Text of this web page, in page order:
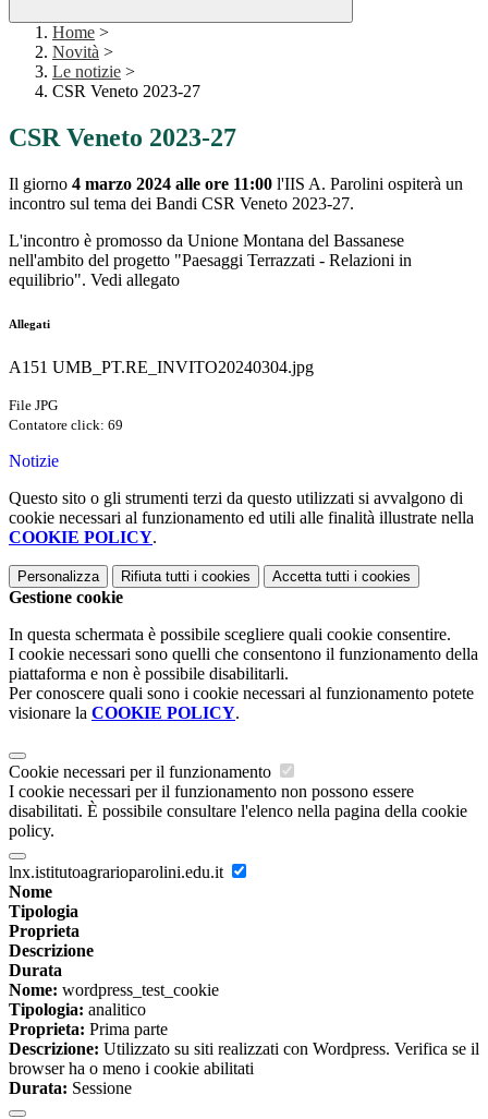
Home >
Novità >
Le notizie >
CSR Veneto 2023-27
CSR Veneto 2023-27
Il giorno 4 marzo 2024 alle ore 11:00 l'IIS A. Parolini ospiterà un
incontro sul tema dei Bandi CSR Veneto 2023-27.
L'incontro è promosso da Unione Montana del Bassanese
nell'ambito del progetto "Paesaggi Terrazzati - Relazioni in
equilibrio". Vedi allegato
Allegati
A151 UMB_PT.RE_INVITO20240304.jpg
File JPG
Contatore click: 69
Notizie
Questo sito o gli strumenti terzi da questo utilizzati si avvalgono di
cookie necessari al funzionamento ed utili alle finalità illustrate nella
COOKIE POLICY.
Personalizza Rifiuta tutti i cookies Accetta tutti i cookies
Gestione cookie
In questa schermata è possibile scegliere quali cookie consentire.
I cookie necessari sono quelli che consentono il funzionamento della
piattaforma e non è possibile disabilitarli.
Per conoscere quali sono i cookie necessari al funzionamento potete
visionare la COOKIE POLICY.
Cookie necessari per il funzionamento
I cookie necessari per il funzionamento non possono essere
disabilitati. È possibile consultare l'elenco nella pagina della cookie
policy.
lnx.istitutoagrarioparolini.edu.it
Nome
Tipologia
Proprieta
Descrizione
Durata
Nome: wordpress_test_cookie
Tipologia: analitico
Proprieta: Prima parte
Descrizione: Utilizzato su siti realizzati con Wordpress. Verifica se il
browser ha o meno i cookie abilitati
Durata: Sessione